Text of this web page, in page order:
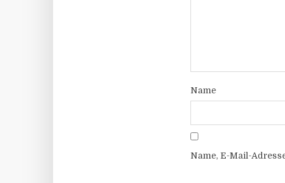
Name
Name, E-Mail-